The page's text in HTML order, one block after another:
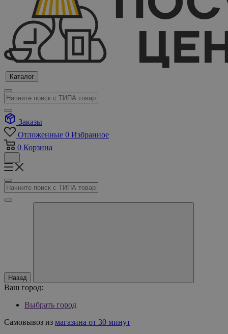
Каталог
Заказы
Отложенные 0 Избранное
0 Корзина
Назад
Ваш город:
Выбрать город
Самовывоз из магазина от 30 минут